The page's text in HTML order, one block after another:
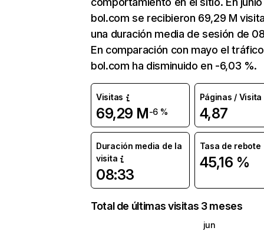
bol.com se recibieron 69,29 M
una duración media de sesión de
En comparación con mayo el
bol.com ha disminuido en -6,03 %.
Visitas
69,29 M-6 %
Páginas / Visita
4,87
Duración media de la
visita
08:33
Tasa de rebote
45,16 %
Total de últimas visitas 3 meses
jun